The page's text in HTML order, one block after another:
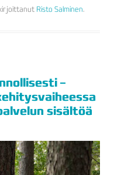
Risto Salminen.
–
sisältöä